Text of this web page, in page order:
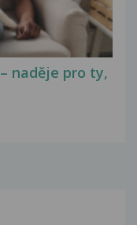
naděje pro ty,